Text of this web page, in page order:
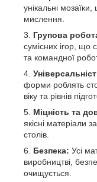
унікальні
мислення.
Групова
сумісних ігор, що
та командної
форми роблять
віку та рівнів
Міцність та
якісні матеріали
столів.
Безпека: Усі
виробництві,
очищується.